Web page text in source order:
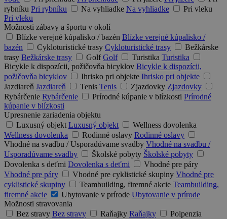
rybníku Pri rybníku Na vyhliadke Na vyhliadke
Pri vleku
Pri vleku
Možnosti zábavy a športu v okolí
Blízke verejné kúpalisko / bazén Blízke verejné kúpalisko /
bazén
Cykloturistické trasy Cykloturistické trasy
Bežkárske
trasy Bežkárske trasy Golf Golf Turistika Turistika
Bicykle k dispozícii, požičovňa bicyklov Bicykle k dispozícii,
požičovňa bicyklov
Ihrisko pri objekte Ihrisko pri objekte
Jazdiareň Jazdiareň Tenis Tenis Zjazdovky Zjazdovky
Rybárčenie Rybárčenie Prírodné kúpanie v blízkosti Prírodné
kúpanie v blízkosti
Upresnenie zariadenia objektu
Luxusný objekt Luxusný objekt
Wellness dovolenka
Wellness dovolenka
Rodinné oslavy Rodinné oslavy
Vhodné na svadbu / Usporadúvame svadby Vhodné na svadbu /
Usporadúvame svadby
Školské pobyty Školské pobyty
Dovolenka s deťmi Dovolenka s deťmi
Vhodné pre páry
Vhodné pre páry
Vhodné pre cyklistické skupiny Vhodné pre
cyklistické skupiny
Teambuilding, firemné akcie Teambuilding,
firemné akcie
Ubytovanie v prírode Ubytovanie v prírode
Možnosti stravovania
Bez stravy Bez stravy Raňajky Raňajky
Polpenzia